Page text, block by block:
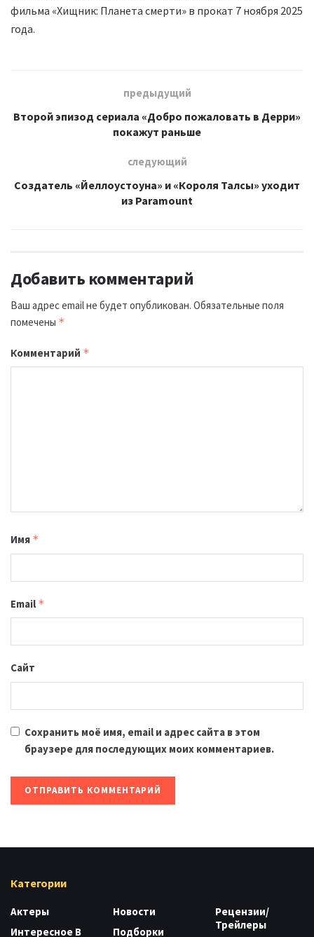
фильма «Хищник: Планета смерти» в прокат 7 ноября 2025
года.
предыдущий
Второй эпизод сериала «Добро пожаловать в Дерри»
покажут раньше
следующий
Создатель «Йеллоустоуна» и «Короля Талсы» уходит
из Paramount
Добавить комментарий
Ваш адрес email не будет опубликован. Обязательные поля
помечены *
Комментарий *
Имя *
Email *
Сайт
Сохранить моё имя, email и адрес сайта в этом
браузере для последующих моих комментариев.
Категории
Актеры
Интересное В
Новости
Подборки
Рецензии/
Трейлеры